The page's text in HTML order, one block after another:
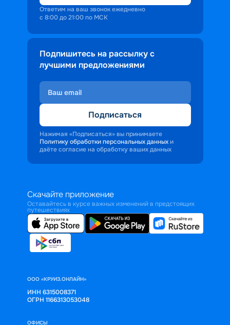
Ответим на ваш звонок ежедневно
с 8:00 до 21:00 по МСК
Подпишитесь на рассылку с
лучшими предложениями
Подписаться
Нажимая «Подписаться» вы принимаете
Политику обработки персональных данных и
даёте согласие на обработку ваших данных
Скачайте приложение
Оставайтесь в курсе важных изменений в предстоящих
путешествиях
ООО «КРУИЗ.ОНЛАЙН»
ИНН 6315008371
ОГРН 1166313053048
ОФИСЫ